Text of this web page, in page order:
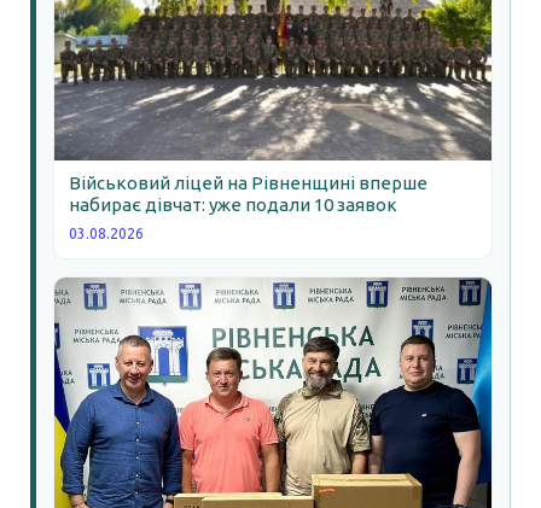
Військовий ліцей на Рівненщині вперше
набирає дівчат: уже подали 10 заявок
03.08.2026